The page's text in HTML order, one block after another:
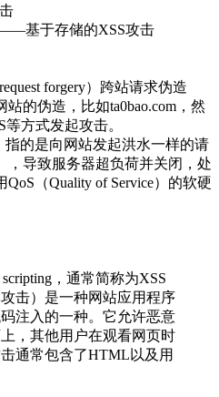
基于存储的XSS攻击
forgery）跨站请求伪造
的伪造，比如ta0bao.com，然
方式发起攻击。
指的是向网站发起洪水一样的请
，导致服务器超负荷并关闭，处
（Quality of Service）的软硬
scripting，通常简称为XSS
击）是一种网站应用程序
注入的一种。它允许恶意
，其他用户在观看网页时
通常包含了HTML以及用